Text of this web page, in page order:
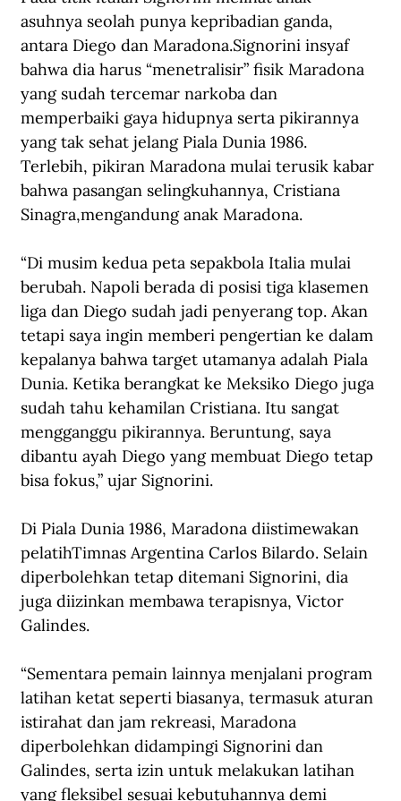
asuhnya seolah punya kepribadian ganda,
antara Diego dan Maradona.Signorini insyaf
bahwa dia harus “menetralisir” fisik Maradona
yang sudah tercemar narkoba dan
memperbaiki gaya hidupnya serta pikirannya
yang tak sehat jelang Piala Dunia 1986.
Terlebih, pikiran Maradona mulai terusik kabar
bahwa pasangan selingkuhannya, Cristiana
Sinagra,mengandung anak Maradona.
“Di musim kedua peta sepakbola Italia mulai
berubah. Napoli berada di posisi tiga klasemen
liga dan Diego sudah jadi penyerang top. Akan
tetapi saya ingin memberi pengertian ke dalam
kepalanya bahwa target utamanya adalah Piala
Dunia. Ketika berangkat ke Meksiko Diego juga
sudah tahu kehamilan Cristiana. Itu sangat
mengganggu pikirannya. Beruntung, saya
dibantu ayah Diego yang membuat Diego tetap
bisa fokus,” ujar Signorini.
Di Piala Dunia 1986, Maradona diistimewakan
pelatihTimnas Argentina Carlos Bilardo. Selain
diperbolehkan tetap ditemani Signorini, dia
juga diizinkan membawa terapisnya, Victor
Galindes.
“Sementara pemain lainnya menjalani program
latihan ketat seperti biasanya, termasuk aturan
istirahat dan jam rekreasi, Maradona
diperbolehkan didampingi Signorini dan
Galindes, serta izin untuk melakukan latihan
yang fleksibel sesuai kebutuhannya demi